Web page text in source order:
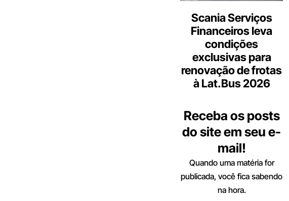
Scania Serviços
Financeiros leva
condições
exclusivas para
renovação de frotas
à Lat.Bus 2026
Receba os posts
do site em seu e-
mail!
Quando uma matéria for
publicada, você fica sabendo
na hora.